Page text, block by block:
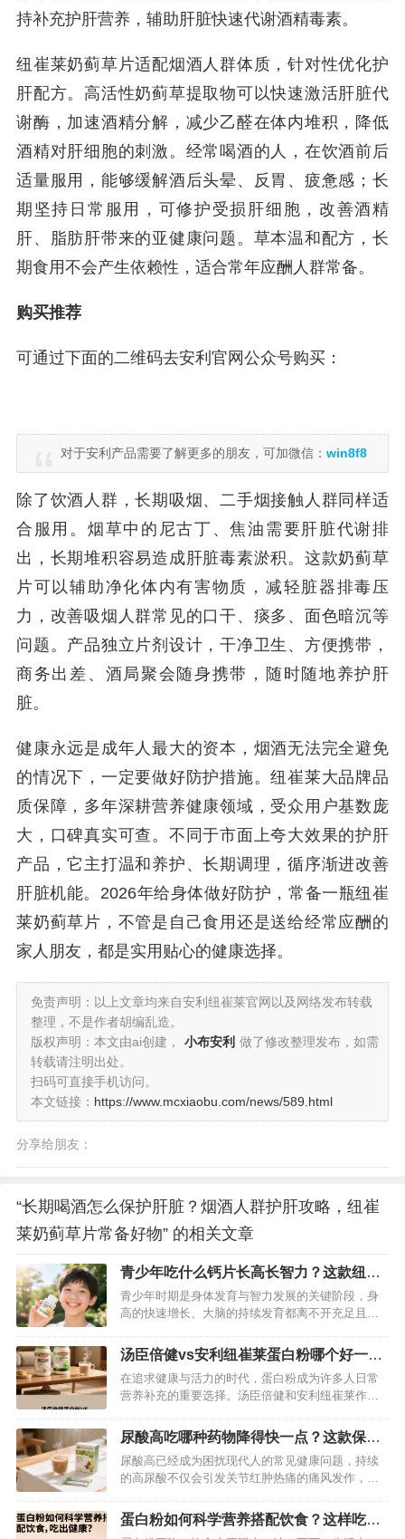
持补充护肝营养，辅助肝脏快速代谢酒精毒素。
纽崔莱奶蓟草片适配烟酒人群体质，针对性优化护
肝配方。高活性奶蓟草提取物可以快速激活肝脏代
谢酶，加速酒精分解，减少乙醛在体内堆积，降低
酒精对肝细胞的刺激。经常喝酒的人，在饮酒前后
适量服用，能够缓解酒后头晕、反胃、疲惫感；长
期坚持日常服用，可修护受损肝细胞，改善酒精
肝、脂肪肝带来的亚健康问题。草本温和配方，长
期食用不会产生依赖性，适合常年应酬人群常备。
购买推荐
可通过下面的二维码去安利官网公众号购买：
对于安利产品需要了解更多的朋友，可加微信： win8f8
除了饮酒人群，长期吸烟、二手烟接触人群同样适
合服用。烟草中的尼古丁、焦油需要肝脏代谢排
出，长期堆积容易造成肝脏毒素淤积。这款奶蓟草
片可以辅助净化体内有害物质，减轻脏器排毒压
力，改善吸烟人群常见的口干、痰多、面色暗沉等
问题。产品独立片剂设计，干净卫生、方便携带，
商务出差、酒局聚会随身携带，随时随地养护肝
脏。
健康永远是成年人最大的资本，烟酒无法完全避免
的情况下，一定要做好防护措施。纽崔莱大品牌品
质保障，多年深耕营养健康领域，受众用户基数庞
大，口碑真实可查。不同于市面上夸大效果的护肝
产品，它主打温和养护、长期调理，循序渐进改善
肝脏机能。2026年给身体做好防护，常备一瓶纽崔
莱奶蓟草片，不管是自己食用还是送给经常应酬的
家人朋友，都是实用贴心的健康选择。
免责声明：以上文章均来自安利纽崔莱官网以及网络发布转载
整理，不是作者胡编乱造。
版权声明：本文由ai创建，
小布安利 做了修改整理发布，如需
转载请注明出处。
扫码可直接手机访问。
本文链接： https://www.mcxiaobu.com/news/589.html
分享给朋友：
“长期喝酒怎么保护肝脏？烟酒人群护肝攻略，纽崔
莱奶蓟草片常备好物” 的相关文章
青少年吃什么钙片长高长智力？这款纽崔
莱钙镁锰锌铜维生素d片别错过
青少年时期是身体发育与智力发展的关键阶段，身
高的快速增长、大脑的持续发育都离不开充足且均
骨骼生长和神经系统发育中起着不可替代的作用。
纽崔莱钙镁锰锌铜维生素D片凭借科学的营养配方，
成为助力青少年长高长智力的理想选择，为青少年
的健康成长保驾护航。…
汤臣倍健vs安利纽崔莱蛋白粉哪个好一
点？为你深度剖析一下
在追求健康与活力的时代，蛋白粉成为许多人日常
营养补充的重要选择。汤臣倍健和安利纽崔莱作为
消费者放在一起比较。到底哪一款更契合你的需
求？接下来，我们将从原料组成、营养成分、价格
定位、口感体验、适用人群和品牌背景六个维度展
开深度剖析。…
尿酸高吃哪种药物降得快一点？这款保健
品可以有效降尿酸
尿酸高已经成为困扰现代人的常见健康问题，持续
的高尿酸不仅会引发关节红肿热痛的痛风发作，还
没有既能快速降低尿酸，又没有副作用的方法？传
统降尿酸药物虽能快速见效，但别嘌醇可能引发皮
蛋白粉如何科学营养搭配饮食？这样吃让